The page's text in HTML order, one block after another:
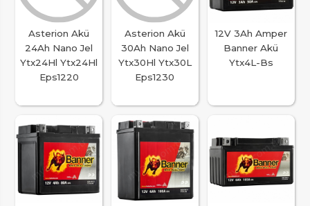
Asterion Akü
24Ah Nano Jel
Ytx24Hl Ytx24Hl
Eps1220
Asterion Akü
30Ah Nano Jel
Ytx30Hl Ytx30L
Eps1230
12V 3Ah Amper
Banner Akü
Ytx4L-Bs